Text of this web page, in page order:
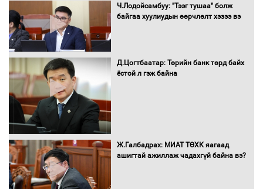
салбарын бодлого, хууль тогтоомжид
тусган бодит шийдэлд хүргэхийн
Засгийн газраас хөнгөлөлттэй зээлээр
хэлэлцүүлэг боллоо
Ч.Лодойсамбуу: "Тээг тушаа" болж
байгаа хуулиудын өөрчлөлт хэзээ вэ
Д.Цогтбаатар: Төрийн банк төрд байх
ёстой л гэж байна
Ж.Галбадрах: МИАТ ТӨХК яагаад
ашигтай ажиллаж чадахгүй байна вэ?